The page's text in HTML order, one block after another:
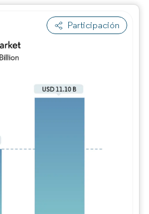
Participación